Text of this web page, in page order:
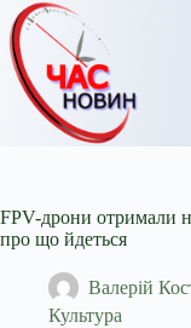
Перейти
до
вмісту
FPV-дрони отримали
про що йдеться
Валерій
Культура